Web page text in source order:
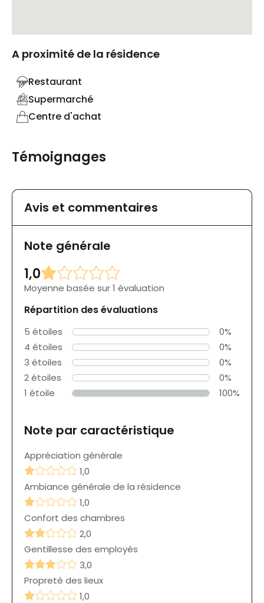
A proximité de la résidence
Restaurant
Supermarché
Centre d'achat
Témoignages
Avis et commentaires
Note générale
1,0
Moyenne basée sur 1 évaluation
Répartition des évaluations
5 étoiles
0%
4 étoiles
0%
3 étoiles
0%
2 étoiles
0%
1 étoile
100%
Note par caractéristique
Appréciation générale
1,0
Ambiance générale de la résidence
1,0
Confort des chambres
2,0
Gentillesse des employés
3,0
Propreté des lieux
1,0